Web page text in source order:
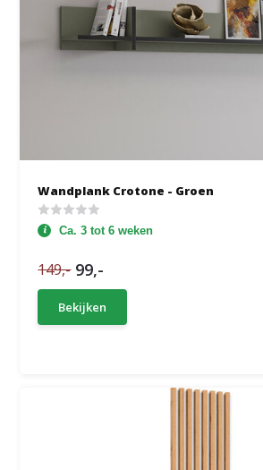
Wandplank Crotone - Groen
Ca. 3 tot 6 weken
149,- 99,-
Bekijken